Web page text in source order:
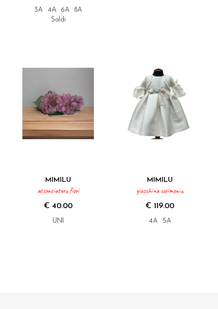
3A 4A 6A
8A
Saldi
MIMILU
acconciatura fiori
€ 40.00
UNI
MIMILU
giacchina cerimonia
€ 119.00
4A 5A